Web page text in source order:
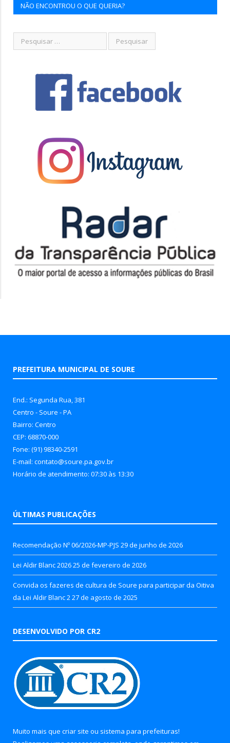
NÃO ENCONTROU O QUE QUERIA?
PREFEITURA MUNICIPAL DE SOURE
End.: Segunda Rua, 381
Centro - Soure - PA
Bairro: Centro
CEP: 68870-000
Fone: (91) 98340-2591
E-mail: contato@soure.pa.gov.br
Horário de atendimento: 07:30 às 13:30
ÚLTIMAS PUBLICAÇÕES
Recomendação Nº 06/2026-MP-PJS 29 de junho de 2026
Lei Aldir Blanc 202625 de fevereiro de 2026
Convida os fazeres de cultura de Soure para participar da Oitiva
da Lei Aldir Blanc 227 de agosto de 2025
DESENVOLVIDO POR CR2
Muito mais que criar site ou sistema para prefeituras!